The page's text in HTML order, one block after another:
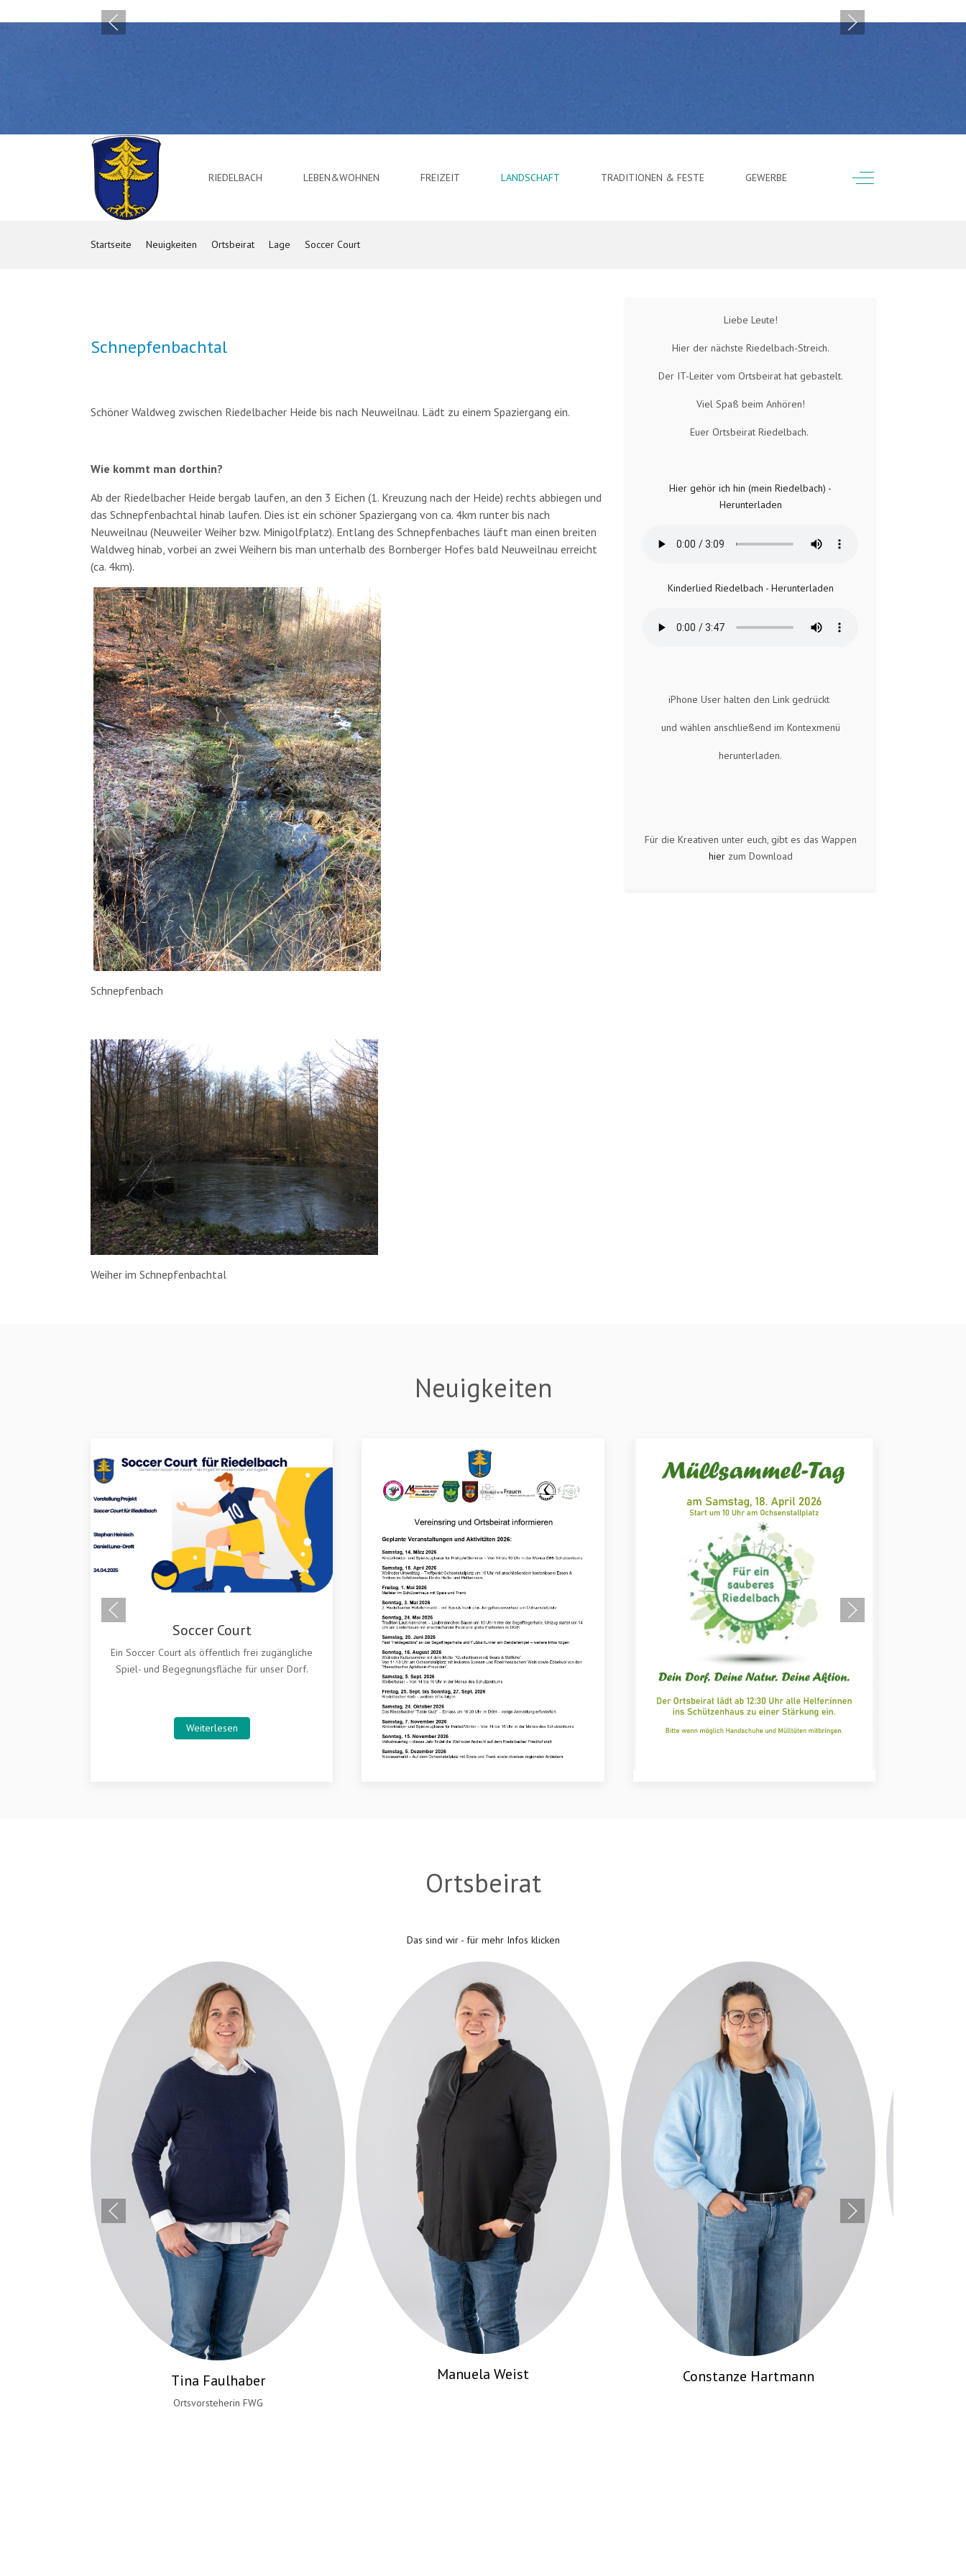
RIEDELBACH LEBEN&WOHNEN FREIZEIT LANDSCHAFT TRADITIONEN & FESTE GEWERBE Off-Canvas Toggle
Startseite Neuigkeiten Ortsbeirat Lage Soccer Court
Schnepfenbachtal
Schöner Waldweg zwischen Riedelbacher Heide bis nach Neuweilnau. Lädt zu einem Spaziergang ein.
Wie kommt man dorthin?
Ab der Riedelbacher Heide bergab laufen, an den 3 Eichen (1. Kreuzung nach der Heide) rechts abbiegen und
das Schnepfenbachtal hinab laufen. Dies ist ein schöner Spaziergang von ca. 4km runter bis nach
Neuweilnau (Neuweiler Weiher bzw. Minigolfplatz). Entlang des Schnepfenbaches läuft man einen breiten
Waldweg hinab, vorbei an zwei Weihern bis man unterhalb des Bornberger Hofes bald Neuweilnau erreicht
(ca. 4km).
Schnepfenbach
Weiher im Schnepfenbachtal
Liebe Leute!
Hier der nächste Riedelbach-Streich.
Der IT-Leiter vom Ortsbeirat hat gebastelt.
Viel Spaß beim Anhören!
Euer Ortsbeirat Riedelbach.
Hier gehör ich hin (mein Riedelbach) -
Herunterladen
Kinderlied Riedelbach - Herunterladen
iPhone User halten den Link gedrückt
und wählen anschließend im Kontexmenü
herunterladen.
Für die Kreativen unter euch, gibt es das Wappen
hierzum Download
Neuigkeiten
Ortsbeirat
Das sind wir - für mehr Infos klicken
Manuela Weist Constanze Hartmann
Stephan Heinisch